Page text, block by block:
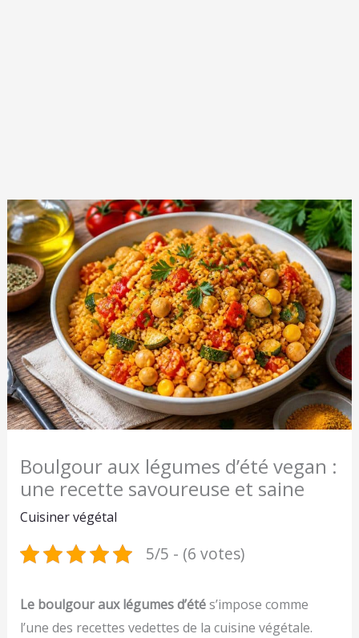
Boulgour aux légumes d’été vegan :
une recette savoureuse et saine
Cuisiner végétal
5/5 - (6 votes)
Le boulgour aux légumes d’étés’impose comme
l’une des recettes vedettes de la cuisine végétale.